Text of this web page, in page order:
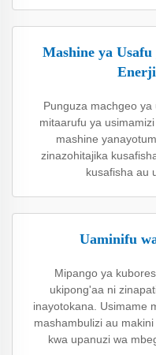
Mashine ya
Punguza machgeo
mitaarufu ya
mashine
zinazohitajika
kusafisha au
Uaminifu
Mipango ya
ukipong'aa ni
inayotokana. Usimame
mashambulizi au
kwa upanuzi wa